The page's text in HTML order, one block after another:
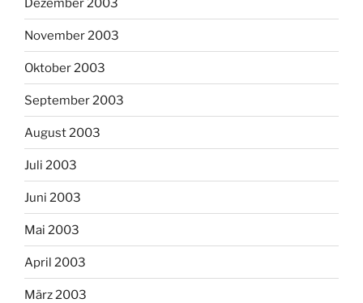
Dezember 2003
November 2003
Oktober 2003
September 2003
August 2003
Juli 2003
Juni 2003
Mai 2003
April 2003
März 2003